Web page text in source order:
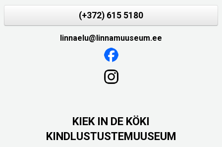
(+372) 615 5180
linnaelu@linnamuuseum.ee
KIEK IN DE KÖKI
KINDLUSTUSTEMUUSEUM